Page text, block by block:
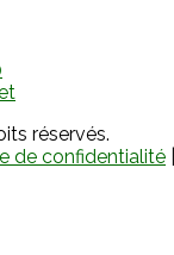
réservés.
de confidentialité